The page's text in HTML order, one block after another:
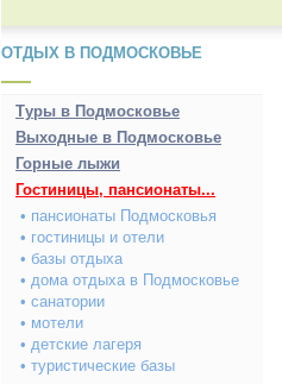
ОТДЫХ В ПОДМОСКОВЬЕ
Туры в Подмосковье
Выходные в Подмосковье
Горные лыжи
Гостиницы, пансионаты...
• пансионаты Подмосковья
• гостиницы и отели
• базы отдыха
• дома отдыха в Подмосковье
• санатории
• мотели
• детские лагеря
• туристические базы